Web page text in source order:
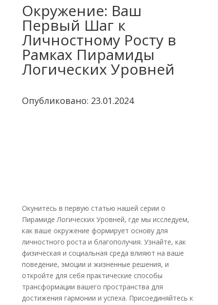
Окружение: Ваш
Первый Шаг к
Личностному Росту в
Рамках Пирамиды
Логических Уровней
Опубликовано: 23.01.2024
Окунитесь в первую статью нашей серии о
Пирамиде Логических Уровней, где мы исследуем,
как ваше окружение формирует основу для
личностного роста и благополучия. Узнайте, как
физическая и социальная среда влияют на ваше
поведение, эмоции и жизненные решения, и
откройте для себя практические способы
трансформации вашего пространства для
достижения гармонии и успеха. Присоединяйтесь к